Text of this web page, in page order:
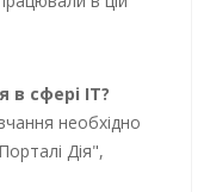
сфері ІТ?
необхідно
Дія",